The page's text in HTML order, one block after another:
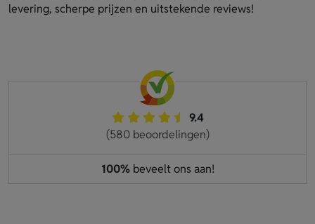
levering, scherpe prijzen en uitstekende reviews!
9.4
(580 beoordelingen)
100%beveelt ons aan!